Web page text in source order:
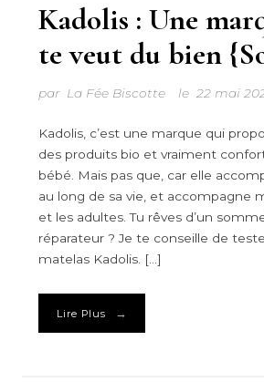
Kadolis : Une
te veut du bien
par La Fée Biscotte le 22 mai
Kadolis, c’est une marque qui
des produits bio et vraiment
bébé. Mais pas que, car elle
au long de sa vie, et accompagne
et les adultes. Tu rêves d’un
réparateur ? Je te conseille de
matelas Kadolis. […]
Lire Plus →